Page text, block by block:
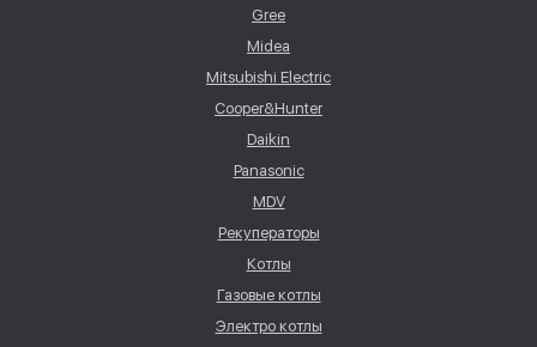
Gree
Midea
Mitsubishi Electric
Cooper&Hunter
Daikin
Panasonic
MDV
Рекуператоры
Котлы
Газовые котлы
Электро котлы